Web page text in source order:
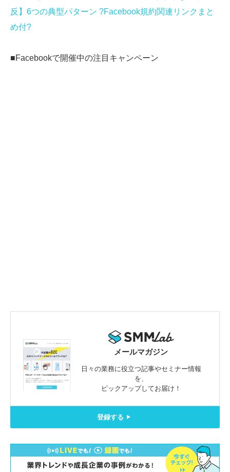
反】6つの典型パターン ?Facebook規約関連リンクまと
め付?
■Facebookで開催中の注目キャンペーン
メールマガジン
日々の業務に役立つ記事やセミナー情報
を、
ピックアップしてお届け！
登録する